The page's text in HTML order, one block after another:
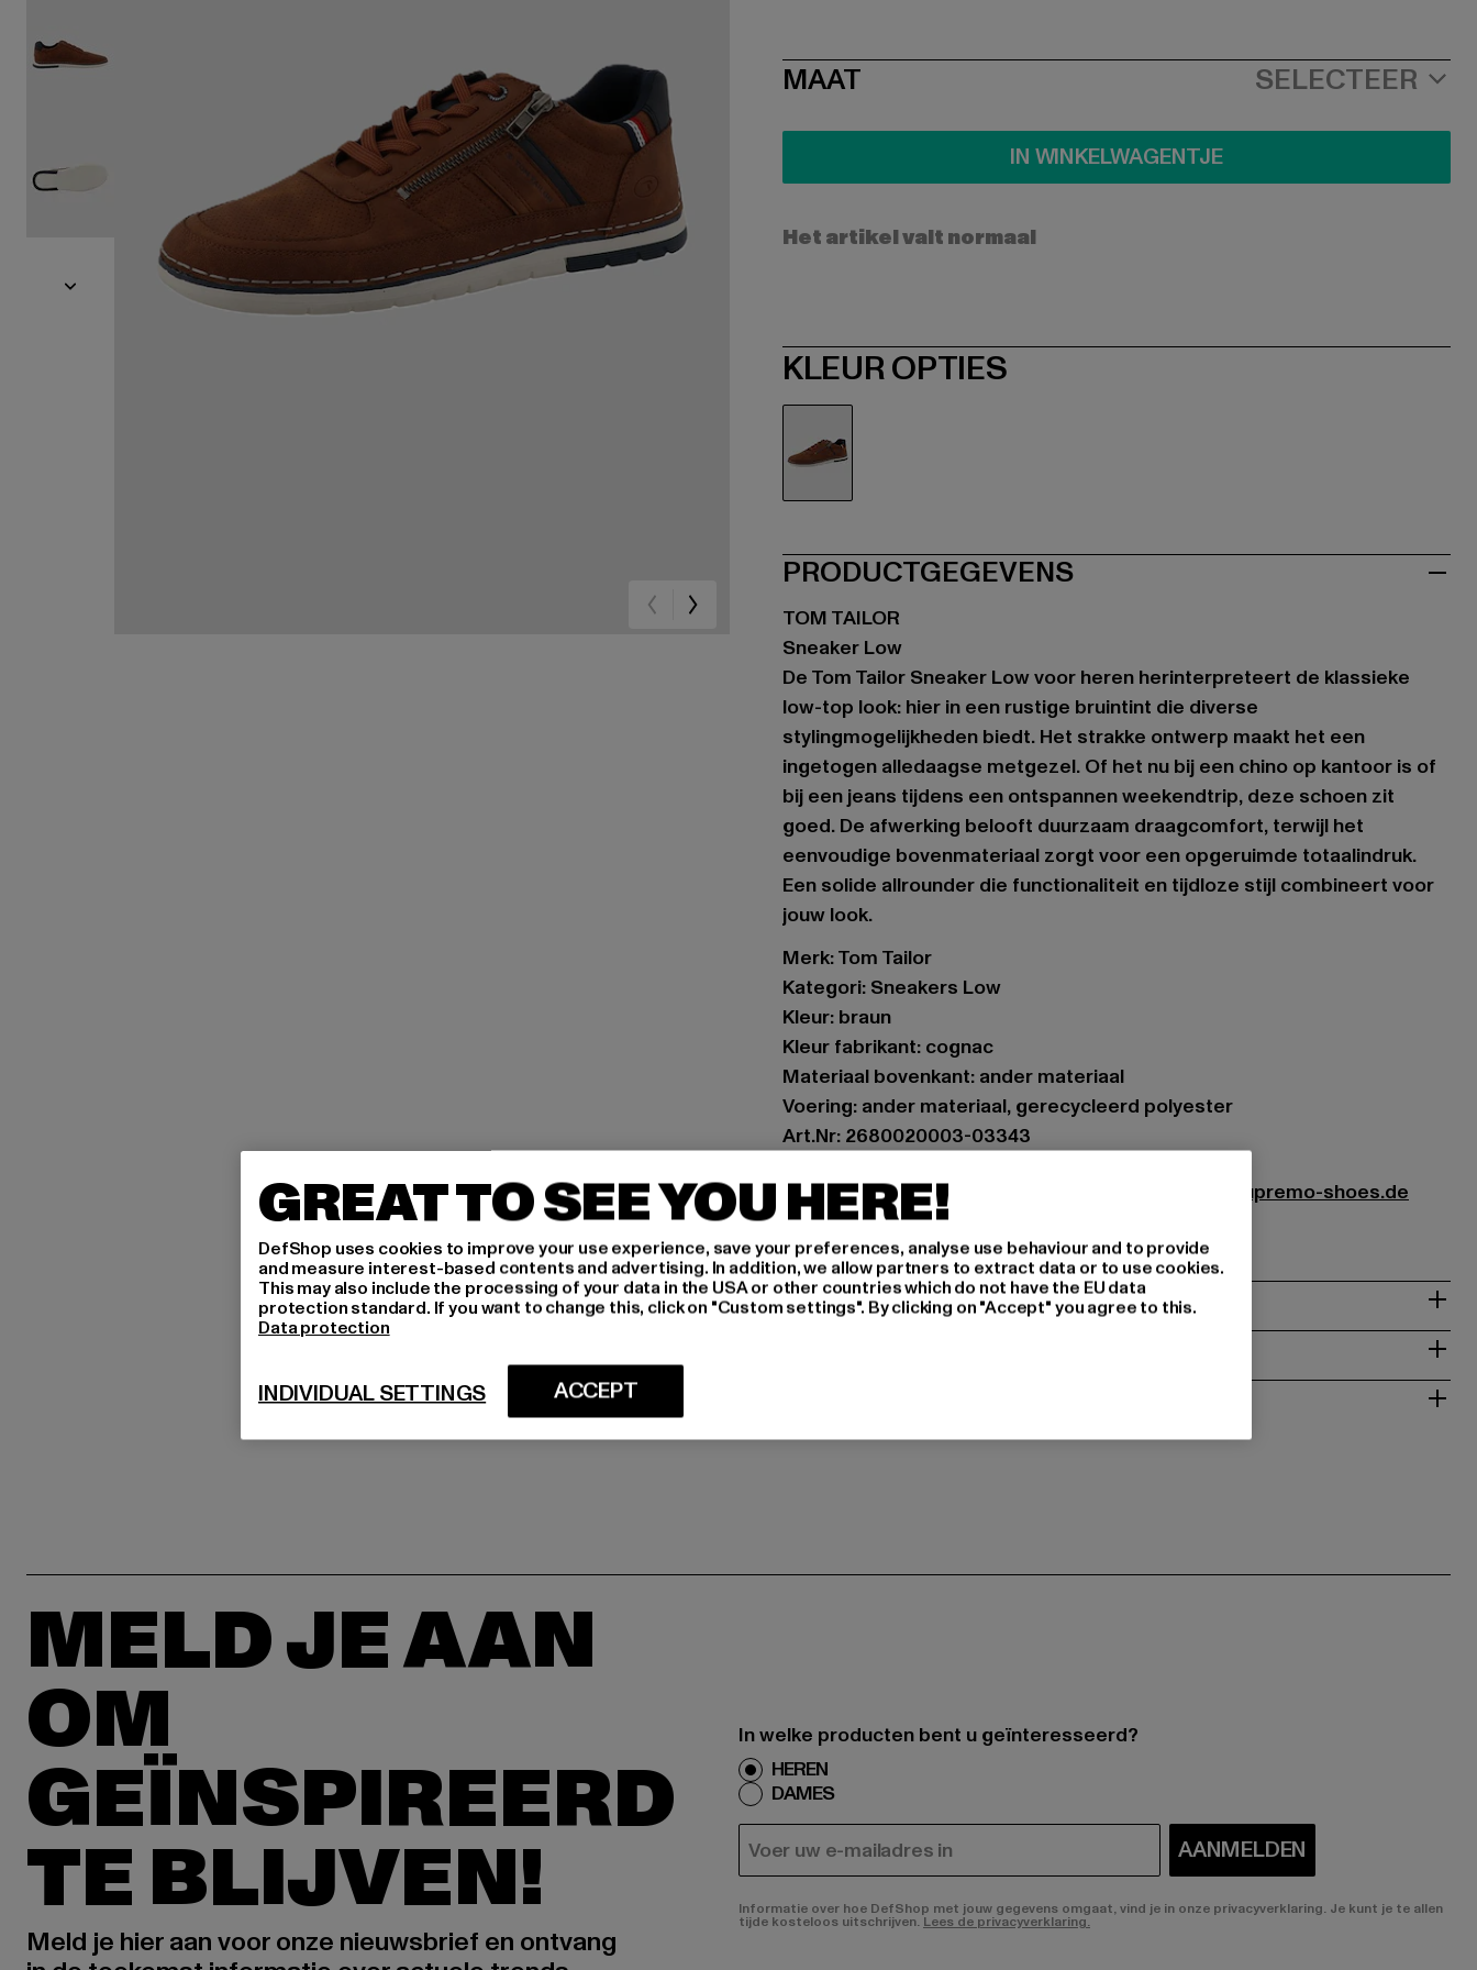
SIZE
MAAT SELECTEER
IN WINKELWAGENTJE
Het artikel valt normaal
KLEUR OPTIES
PRODUCTGEGEVENS
TOM TAILOR
Sneaker Low
De Tom Tailor Sneaker Low voor heren herinterpreteert de klassieke
low-top look: hier in een rustige bruintint die diverse
stylingmogelijkheden biedt. Het strakke ontwerp maakt het een
ingetogen alledaagse metgezel. Of het nu bij een chino op kantoor is of
bij een jeans tijdens een ontspannen weekendtrip, deze schoen zit
goed. De afwerking belooft duurzaam draagcomfort, terwijl het
eenvoudige bovenmateriaal zorgt voor een opgeruimde totaalindruk.
Een solide allrounder die functionaliteit en tijdloze stijl combineert voor
jouw look.
Merk: Tom Tailor
Kategori: Sneakers Low
Kleur: braun
Kleur fabrikant: cognac
Materiaal bovenkant: ander materiaal
Voering: ander materiaal, gerecycleerd polyester
Art.Nr: 2680020003-03343
Fabrikant: Supremo Shoes & Boots GmbH |
info@supremo-shoes.de
Blocksbergstraße 174 | 66955 Pirmasens | DE
MAAT
MELD JE AAN
OM
GEÏNSPIREERD
TE BLIJVEN!
Meld je hier aan voor onze nieuwsbrief en ontvang
In welke producten bent u geïnteresseerd?
HEREN
DAMES
E-MAIL AANMELDEN
Informatie over hoe DefShop met jouw gegevens omgaat, vind je in onze privacyverklaring. Je kunt je te allen
tijde kosteloos uitschrijven. Lees de privacyverklaring.
GREAT TO SEE YOU HERE!
DefShop uses cookies to improve your use experience, save your preferences, analyse use behaviour and to provide
and measure interest-based contents and advertising. In addition, we allow partners to extract data or to use cookies.
This may also include the processing of your data in the USA or other countries which do not have the EU data
protection standard. If you want to change this, click on "Custom settings". By clicking on "Accept" you agree to this.
Data protection
ACCEPT
INDIVIDUAL SETTINGS